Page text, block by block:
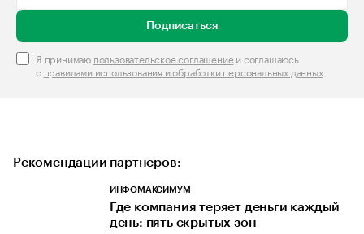
Подписаться
Я принимаю пользовательское соглашениеи соглашаюсь
с правилами использования и обработки персональных данных.
Рекомендации партнеров:
ИНФОМАКСИМУМ
Где компания теряет деньги каждый
день: пять скрытых зон